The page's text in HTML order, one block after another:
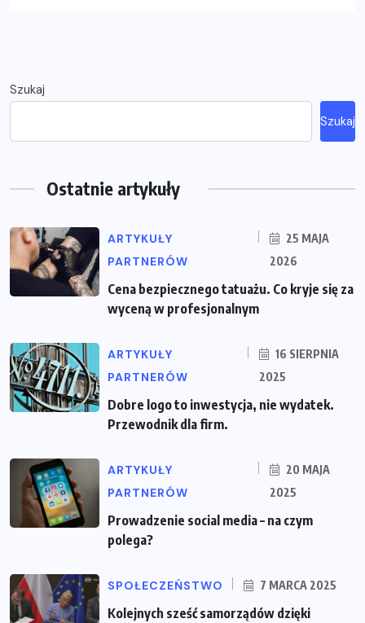
Szukaj
Szukaj
Ostatnie artykuły
ARTYKUŁY
PARTNERÓW
25 MAJA
2026
Cena bezpiecznego tatuażu. Co kryje się za
wyceną w profesjonalnym
ARTYKUŁY
PARTNERÓW
16 SIERPNIA
2025
Dobre logo to inwestycja, nie wydatek.
Przewodnik dla firm.
ARTYKUŁY
PARTNERÓW
20 MAJA
2025
Prowadzenie social media – na czym
polega?
SPOŁECZEŃSTWO 7 MARCA 2025
Kolejnych sześć samorządów dzięki